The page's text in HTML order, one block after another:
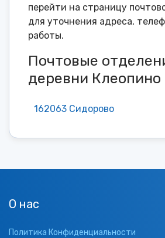
перейти на страницу
для уточнения адреса,
работы.
Почтовые
деревни Клеопино
162063 Сидорово
О нас
Политика Конфиденциальности